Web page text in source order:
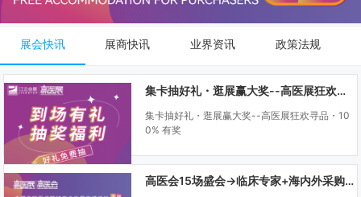
展会快讯 展商快讯 业界资讯 政策法规
集卡抽好礼・逛展赢大奖--高医展狂欢寻品・100% 有奖
集卡抽好礼・逛展赢大奖--高医展狂欢寻品・10
0% 有奖
高医会15场盛会→临床专家+海内外采购商双向对接